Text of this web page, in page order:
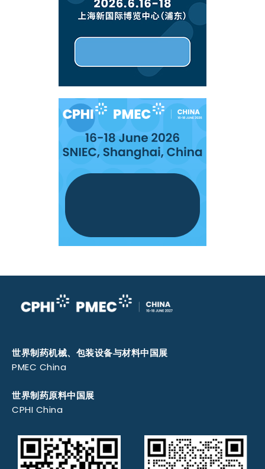
世界制药机械、包装设备与材料中国展
PMEC China
世界制药原料中国展
CPHI China